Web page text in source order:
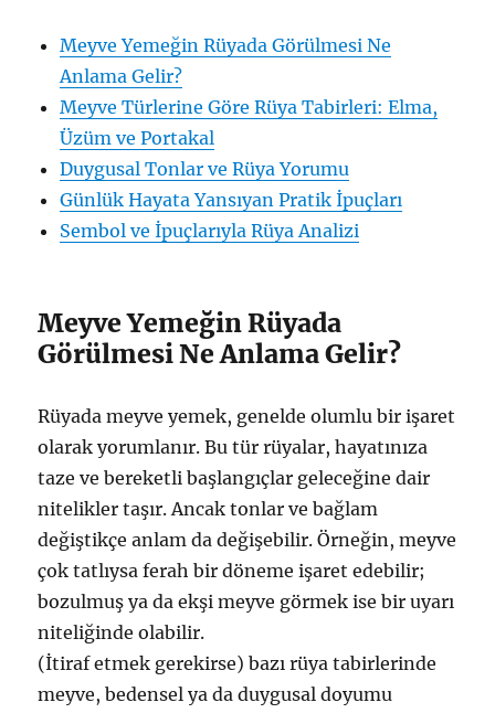
Meyve Yemeğin Rüyada Görülmesi Ne
Anlama Gelir?
Meyve Türlerine Göre Rüya Tabirleri: Elma,
Üzüm ve Portakal
Duygusal Tonlar ve Rüya Yorumu
Günlük Hayata Yansıyan Pratik İpuçları
Sembol ve İpuçlarıyla Rüya Analizi
Meyve Yemeğin Rüyada
Görülmesi Ne Anlama Gelir?
Rüyada meyve yemek, genelde olumlu bir işaret
olarak yorumlanır. Bu tür rüyalar, hayatınıza
taze ve bereketli başlangıçlar geleceğine dair
nitelikler taşır. Ancak tonlar ve bağlam
değiştikçe anlam da değişebilir. Örneğin, meyve
çok tatlıysa ferah bir döneme işaret edebilir;
bozulmuş ya da ekşi meyve görmek ise bir uyarı
niteliğinde olabilir.
(İtiraf etmek gerekirse) bazı rüya tabirlerinde
meyve, bedensel ya da duygusal doyumu